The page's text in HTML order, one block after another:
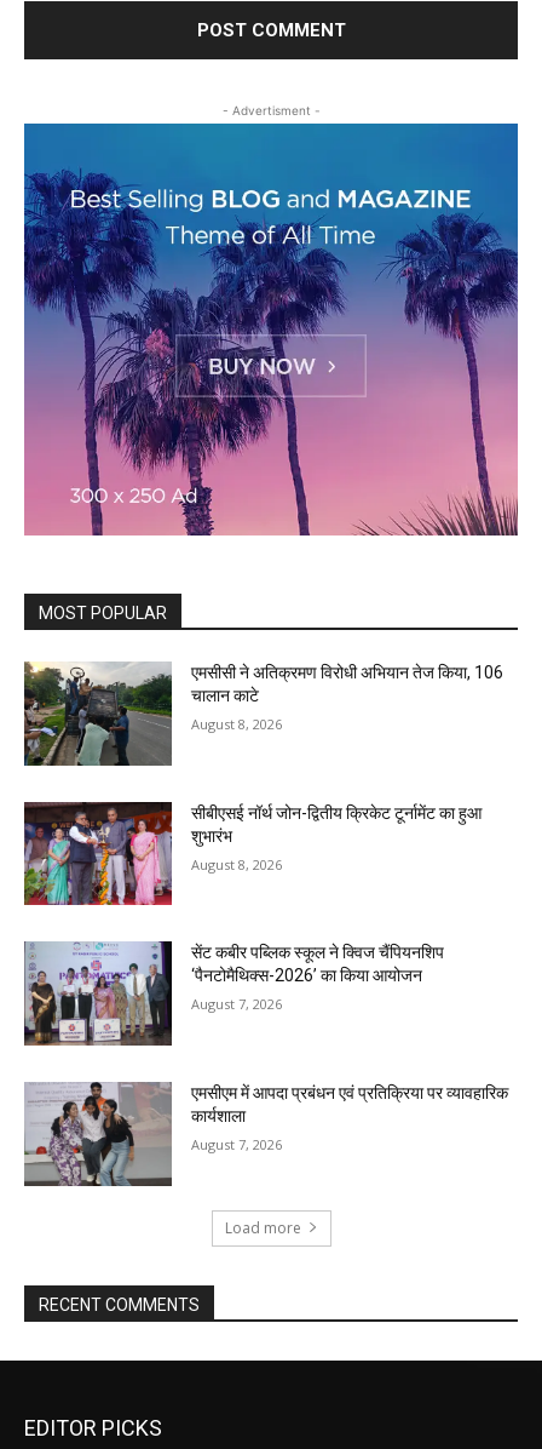
- Advertisment -
MOST POPULAR
एमसीसी ने अतिक्रमण विरोधी अभियान तेज किया, 106
चालान काटे
August 8, 2026
सीबीएसई नॉर्थ जोन-द्वितीय क्रिकेट टूर्नामेंट का हुआ
शुभारंभ
August 8, 2026
सेंट कबीर पब्लिक स्कूल ने क्विज चैंपियनशिप
‘पैनटोमैथिक्स-2026’ का किया आयोजन
August 7, 2026
एमसीएम में आपदा प्रबंधन एवं प्रतिक्रिया पर व्यावहारिक
कार्यशाला
August 7, 2026
Load more
RECENT COMMENTS
EDITOR PICKS